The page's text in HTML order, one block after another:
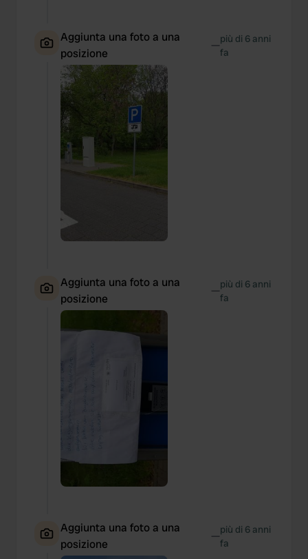
Aggiunta una foto a una
posizione
—più di 6 anni
fa
Aggiunta una foto a una
posizione
—più di 6 anni
fa
Aggiunta una foto a una
posizione
—più di 6 anni
fa